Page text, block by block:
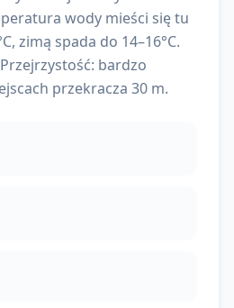
wody mieści się tu
zimą spada do 14–16°C.
bardzo
przekracza 30 m.